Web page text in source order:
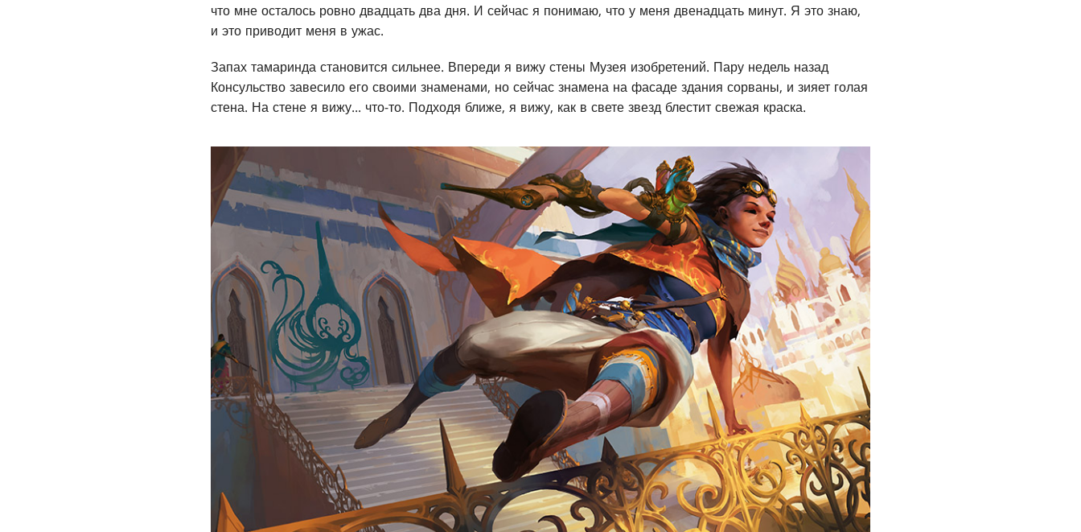
что мне осталось ровно двадцать два дня. И сейчас я понимаю, что у меня двенадцать минут. Я это знаю,
и это приводит меня в ужас.
Запах тамаринда становится сильнее. Впереди я вижу стены Музея изобретений. Пару недель назад
Консульство завесило его своими знаменами, но сейчас знамена на фасаде здания сорваны, и зияет голая
стена. На стене я вижу... что-то. Подходя ближе, я вижу, как в свете звезд блестит свежая краска.